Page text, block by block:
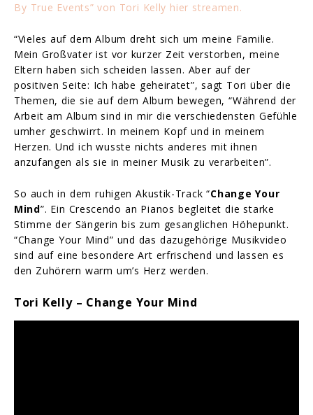
By True Events” von Tori Kelly hier streamen.
“Vieles auf dem Album dreht sich um meine Familie.
Mein Großvater ist vor kurzer Zeit verstorben, meine
Eltern haben sich scheiden lassen. Aber auf der
positiven Seite: Ich habe geheiratet”, sagt Tori über die
Themen, die sie auf dem Album bewegen, “Während der
Arbeit am Album sind in mir die verschiedensten Gefühle
umher geschwirrt. In meinem Kopf und in meinem
Herzen. Und ich wusste nichts anderes mit ihnen
anzufangen als sie in meiner Musik zu verarbeiten”.
So auch in dem ruhigen Akustik-Track “Change Your
Mind”. Ein Crescendo an Pianos begleitet die starke
Stimme der Sängerin bis zum gesanglichen Höhepunkt.
“Change Your Mind” und das dazugehörige Musikvideo
sind auf eine besondere Art erfrischend und lassen es
den Zuhörern warm um’s Herz werden.
Tori Kelly – Change Your Mind